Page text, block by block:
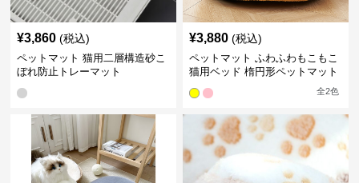
¥3,860 (税込)
ペットマット 猫用二層構造砂こ
ぼれ防止トレーマット
¥3,880 (税込)
ペットマット ふわふわもこもこ
猫用ベッド 楕円形ペットマット
全2色